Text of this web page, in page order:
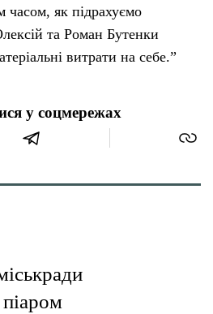
як підрахуємо
та Роман Бутенки
витрати на себе.”
у соцмережах
піаром